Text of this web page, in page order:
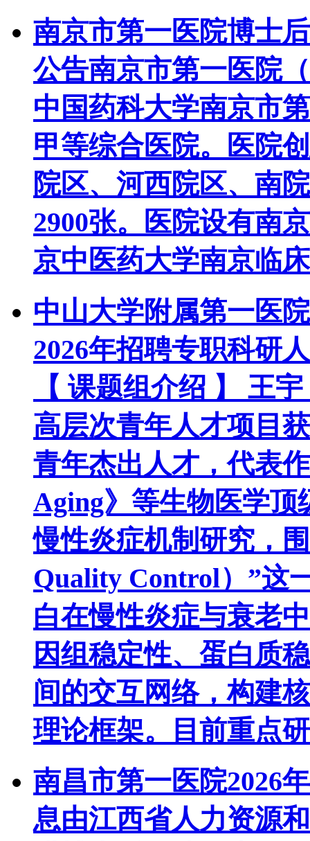
南京市第一医院博士
公告南京市第一医院
中国药科大学南京市
甲等综合医院。医院
院区、河西院区、南
2900张。医院设有南
京中医药大学南京临
中山大学附属第一医
2026年招聘专职科研
【 课题组介绍 】 王
高层次青年人才项目
青年杰出人才，代表
Aging》等生物医学顶
慢性炎症机制研究，
Quality Control）”这
白在慢性炎症与衰老
因组稳定性、蛋白质
间的交互网络，构建
理论框架。目前重点
南昌市第一医院2026
息由江西省人力资源